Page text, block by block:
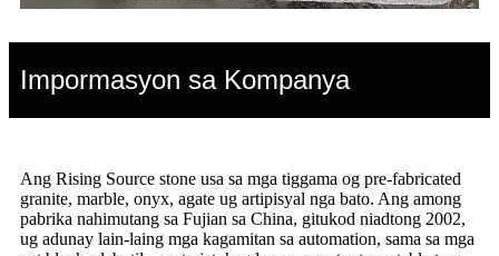
Impormasyon sa Kompanya
Ang Rising Source stone usa sa mga tiggama og pre-fabricated
granite, marble, onyx, agate ug artipisyal nga bato. Ang among
pabrika nahimutang sa Fujian sa China, gitukod niadtong 2002,
ug adunay lain-laing mga kagamitan sa automation, sama sa mga